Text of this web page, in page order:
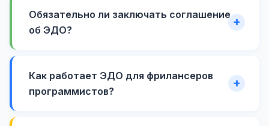
Обязательно ли заключать соглашение
об ЭДО?
Как работает ЭДО для фрилансеров
программистов?